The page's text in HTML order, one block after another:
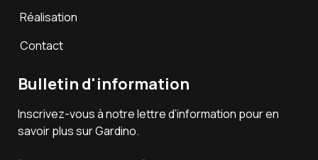
Réalisation
Contact
Bulletin d'information
Inscrivez-vous à notre lettre d’information pour en
savoir plus sur Gardino.